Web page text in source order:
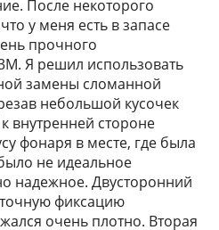
После некоторого
у меня есть в запасе
прочного
Я решил использовать
замены сломанной
небольшой кусочек
внутренней стороне
фонаря в месте, где была
не идеальное
надежное. Двусторонний
фиксацию
очень плотно. Вторая